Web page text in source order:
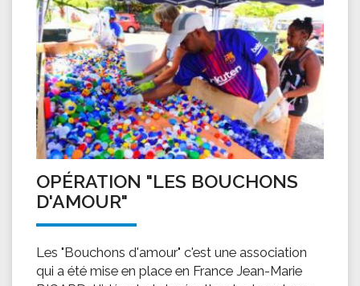
OPÉRATION "LES BOUCHONS
D'AMOUR"
Les "Bouchons d'amour" c'est une association
qui a été mise en place en France Jean-Marie